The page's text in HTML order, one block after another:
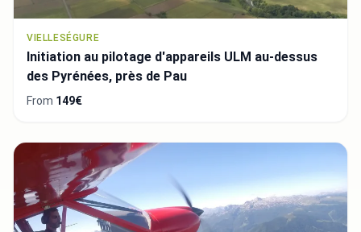
VIELLESÉGURE
Initiation au pilotage d'appareils ULM au-dessus
des Pyrénées, près de Pau
From 149€